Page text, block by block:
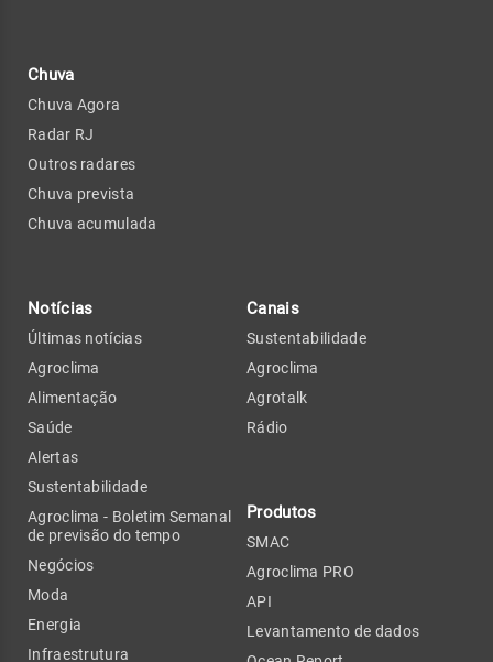
Chuva
Chuva Agora
Radar RJ
Outros radares
Chuva prevista
Chuva acumulada
Notícias
Últimas notícias
Agroclima
Alimentação
Saúde
Alertas
Sustentabilidade
Agroclima - Boletim Semanal
de previsão do tempo
Negócios
Moda
Energia
Infraestrutura
Canais
Sustentabilidade
Agroclima
Agrotalk
Rádio
Produtos
SMAC
Agroclima PRO
API
Levantamento de dados